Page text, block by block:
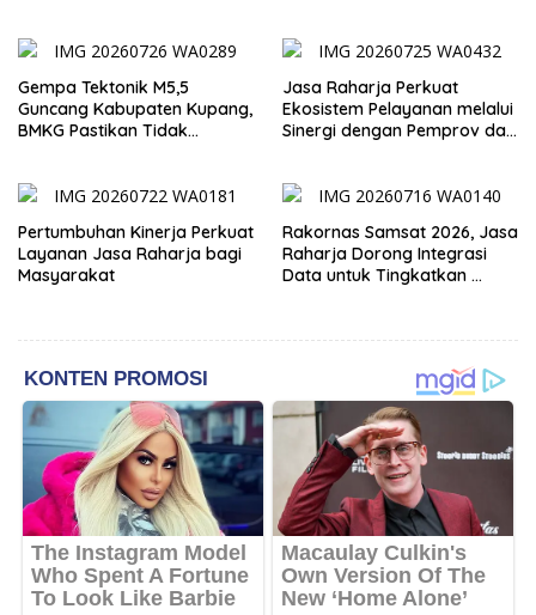
Gempa Tektonik M5,5
Guncang Kabupaten Kupang,
BMKG Pastikan Tidak
Jasa Raharja Perkuat
Ekosistem Pelayanan melalui
Sinergi dengan Pemprov dan
Pertumbuhan Kinerja Perkuat
Layanan Jasa Raharja bagi
Masyarakat
Rakornas Samsat 2026, Jasa
Raharja Dorong Integrasi
Data untuk Tingkatkan